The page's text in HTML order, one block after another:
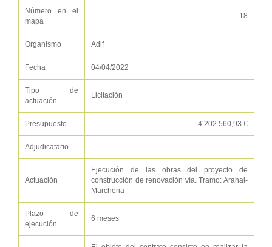
Número en el
mapa
18
Organismo Adif
Fecha 04/04/2022
Tipo de
actuación
Licitación
Presupuesto 4.202.560,93 €
Adjudicatario
Actuación
Ejecución de las obras del proyecto de
construcción de renovación vía. Tramo: Arahal-
Marchena
Plazo de
ejecución
6 meses